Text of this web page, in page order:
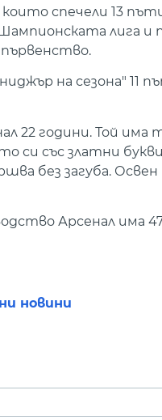
спечели 13
лига и
на сезона" 11
22 години. Той има
си със златни
без загуба.
Арсенал има
новини